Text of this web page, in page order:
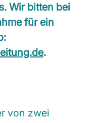
Wir bitten bei
für ein
.
von zwei